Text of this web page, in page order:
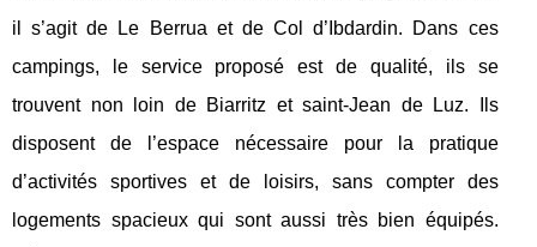
il s’agit de Le Berrua et de Col d’Ibdardin. Dans ces
campings, le service proposé est de qualité, ils se
trouvent non loin de Biarritz et saint-Jean de Luz. Ils
disposent de l’espace nécessaire pour la pratique
d’activités sportives et de loisirs, sans compter des
logements spacieux qui sont aussi très bien équipés.